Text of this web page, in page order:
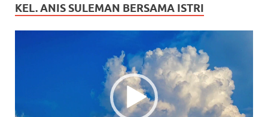
KEL. ANIS SULEMAN BERSAMA ISTRI